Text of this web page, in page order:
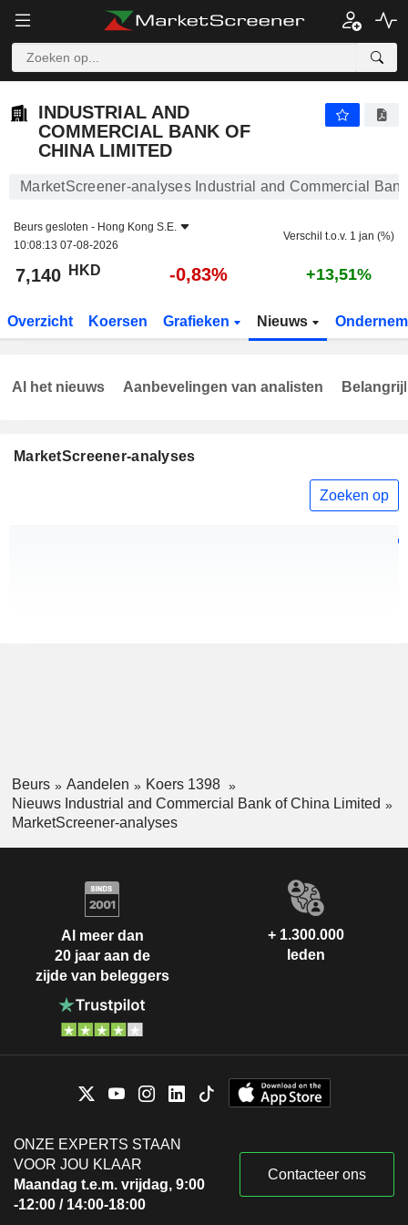
INDUSTRIAL AND
COMMERCIAL BANK OF
CHINA LIMITED
MarketScreener-analyses Industrial and Commercial
Beurs gesloten - Hong Kong S.E.
10:08:13 07-08-2026
Verschil t.o.v. 1 jan (%)
7,140 HKD -0,83% +13,51%
Overzicht Koersen Grafieken Nieuws
MarketScreener-analyses
Zoeken op
Al het nieuws Aanbevelingen van analisten
Beurs Aandelen
Koers 1398
Nieuws Industrial and Commercial Bank of China Limited
MarketScreener-analyses
Al meer dan
20 jaar aan de
zijde van beleggers
+ 1.300.000
leden
ONZE EXPERTS STAAN
VOOR JOU KLAAR
Maandag t.e.m. vrijdag, 9:00
-12:00 / 14:00-18:00
Contacteer ons